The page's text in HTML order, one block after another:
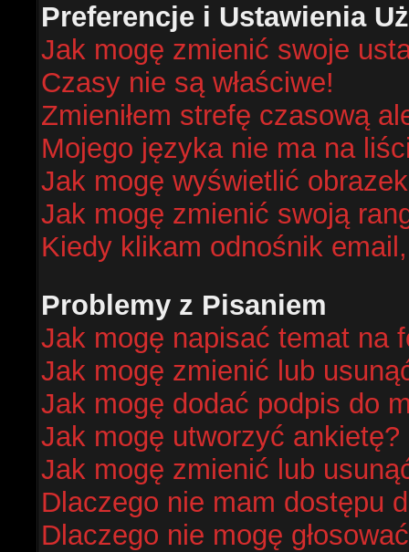
Preferencje i Ustawienia
Jak mogę zmienić swoje
Czasy nie są właściwe!
Zmieniłem strefę czasową
Mojego języka nie ma na
Jak mogę wyświetlić
Jak mogę zmienić swoją
Kiedy klikam odnośnik
Problemy z Pisaniem
Jak mogę napisać temat na
Jak mogę zmienić lub
Jak mogę dodać podpis do
Jak mogę utworzyć ankietę?
Jak mogę zmienić lub
Dlaczego nie mam dostępu
Dlaczego nie mogę